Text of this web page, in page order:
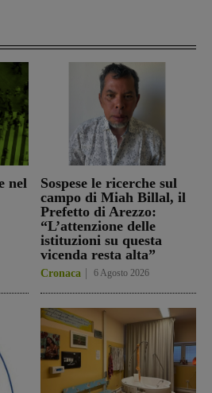
nel
Sospese le ricerche sul
campo di Miah Billal, il
Prefetto di Arezzo:
“L’attenzione delle
istituzioni su questa
vicenda resta alta”
Cronaca 6 Agosto 2026